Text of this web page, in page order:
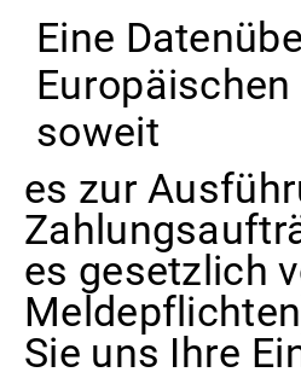
Eine
soweit
es zur
es gesetzlich
Sie uns Ihre